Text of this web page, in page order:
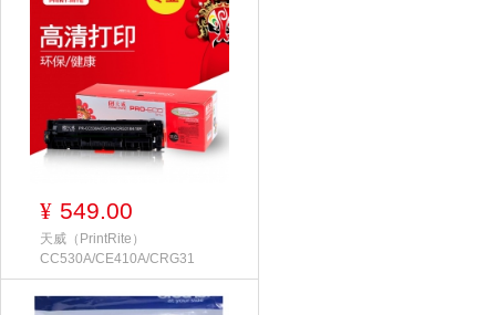
¥ 549.00
天威（PrintRite）
CC530A/CE410A/CRG31